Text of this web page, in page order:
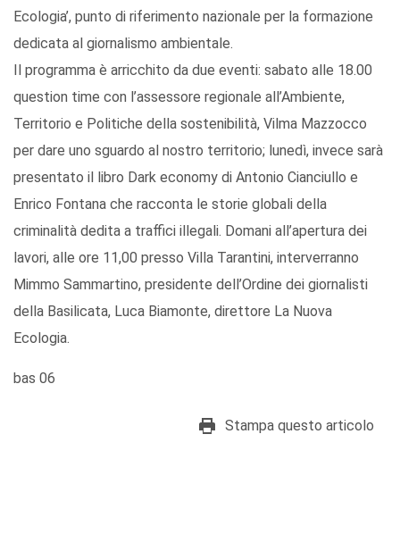
Ecologia’, punto di riferimento nazionale per la formazione
dedicata al giornalismo ambientale.
Il programma è arricchito da due eventi: sabato alle 18.00
question time con l’assessore regionale all’Ambiente,
Territorio e Politiche della sostenibilità, Vilma Mazzocco
per dare uno sguardo al nostro territorio; lunedì, invece sarà
presentato il libro Dark economy di Antonio Cianciullo e
Enrico Fontana che racconta le storie globali della
criminalità dedita a traffici illegali. Domani all’apertura dei
lavori, alle ore 11,00 presso Villa Tarantini, interverranno
Mimmo Sammartino, presidente dell’Ordine dei giornalisti
della Basilicata, Luca Biamonte, direttore La Nuova
Ecologia.
bas 06
Stampa questo articolo